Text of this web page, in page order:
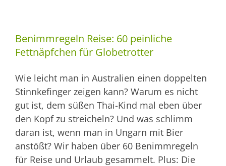
Benimmregeln Reise: 60 peinliche
Fettnäpfchen für Globetrotter
Wie leicht man in Australien einen doppelten
Stinnkefinger zeigen kann? Warum es nicht
gut ist, dem süßen Thai-Kind mal eben über
den Kopf zu streicheln? Und was schlimm
daran ist, wenn man in Ungarn mit Bier
anstößt? Wir haben über 60 Benimmregeln
für Reise und Urlaub gesammelt. Plus: Die